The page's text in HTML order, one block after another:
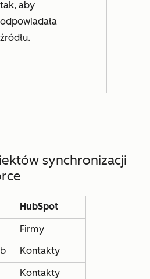
tak, aby
odpowiadała
źródłu.
synchronizacji
HubSpot
Firmy
Kontakty
Kontakty